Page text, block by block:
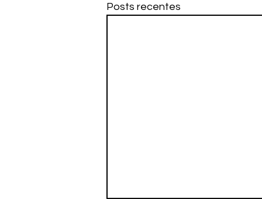
Posts recentes